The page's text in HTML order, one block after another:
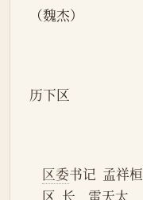
（魏杰）
历下区
区委书记  孟祥桓